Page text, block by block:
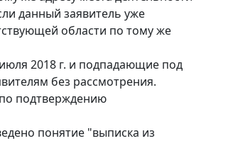
данный заявитель уже
области по тому же
2018 г. и подпадающие под
без рассмотрения.
подтверждению
понятие "выписка из